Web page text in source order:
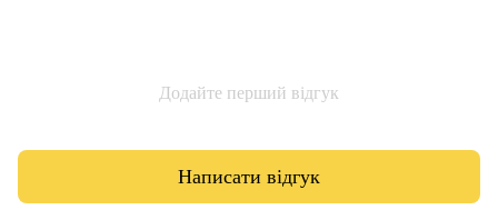
Додайте перший відгук
Написати відгук